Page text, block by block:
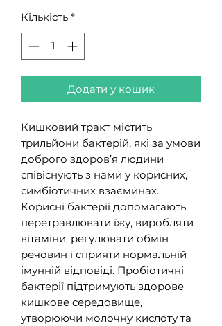
Кількість *
Додати у кошик
Кишковий тракт містить
трильйони бактерій, які за умови
доброго здоров’я людини
співіснують з нами у корисних,
симбіотичних взаєминах.
Корисні бактерії допомагають
перетравлювати їжу, виробляти
вітаміни, регулювати обмін
речовин і сприяти нормальній
імунній відповіді. Пробіотичні
бактерії підтримують здорове
кишкове середовище,
утворюючи молочну кислоту та